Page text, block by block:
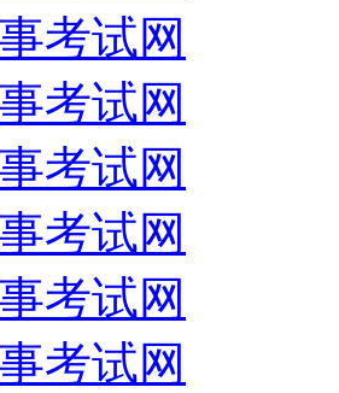
考试网
考试网
考试网
考试网
考试网
考试网